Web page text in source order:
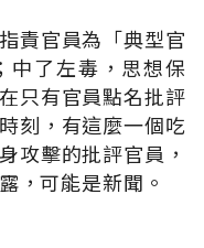
責官員為「典型官
中了左毒，思想保
只有官員點名批評
刻，有這麼一個吃
攻擊的批評官員，
，可能是新聞。